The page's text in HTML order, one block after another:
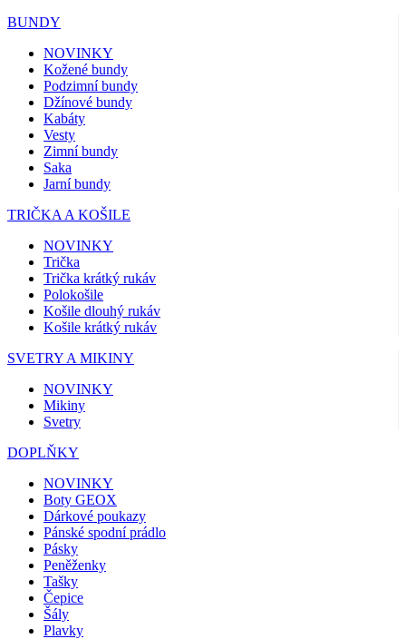
BUNDY
NOVINKY
Kožené bundy
Podzimní bundy
Džínové bundy
Kabáty
Vesty
Zimní bundy
Saka
Jarní bundy
TRIČKA A KOŠILE
NOVINKY
Trička
Trička krátký rukáv
Polokošile
Košile dlouhý rukáv
Košile krátký rukáv
SVETRY A MIKINY
NOVINKY
Mikiny
Svetry
DOPLŇKY
NOVINKY
Boty GEOX
Dárkové poukazy
Pánské spodní prádlo
Pásky
Peněženky
Tašky
Čepice
Šály
Plavky